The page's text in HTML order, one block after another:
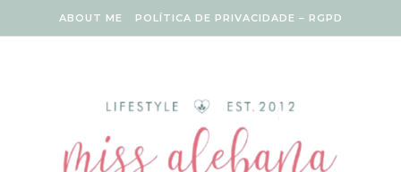
ABOUT ME POLÍTICA DE PRIVACIDADE – RGPD